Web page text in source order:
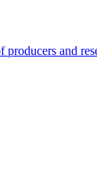
and